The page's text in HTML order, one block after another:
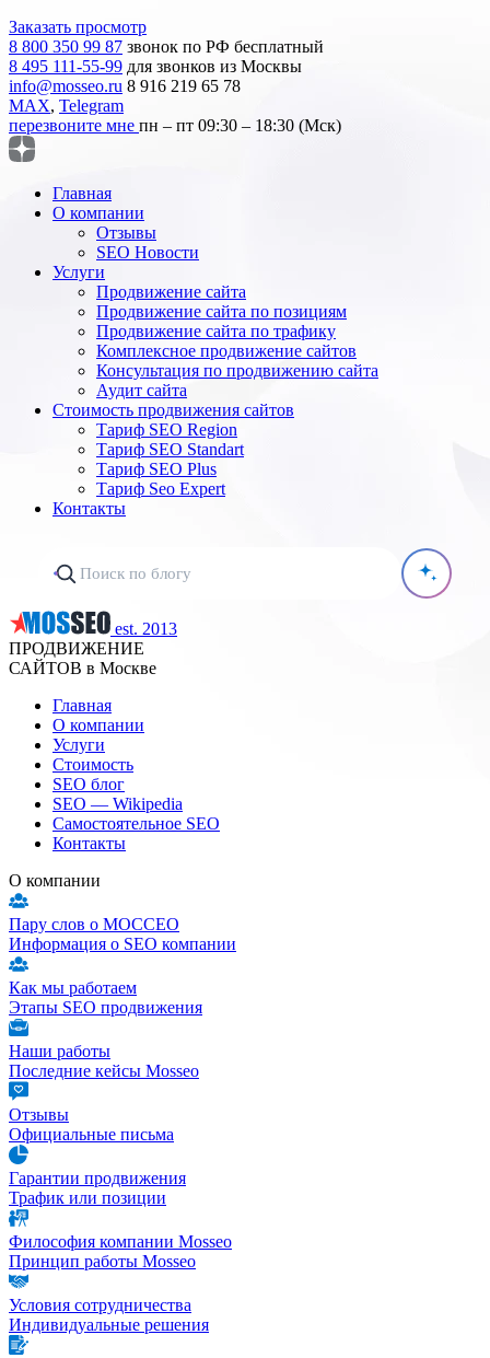
Заказать просмотр
8 800 350 99 87 звонок по РФ бесплатный
8 495 111-55-99 для звонков из Москвы
info@mosseo.ru 8 916 219 65 78
MAX, Telegram
перезвоните мне пн – пт 09:30 – 18:30 (Мск)
Главная
О компании
Отзывы
SEO Новости
Услуги
Продвижение сайта
Продвижение сайта по позициям
Продвижение сайта по трафику
Комплексное продвижение сайтов
Консультация по продвижению сайта
Аудит сайта
Стоимость продвижения сайтов
Тариф SEO Region
Тариф SEO Standart
Тариф SEO Plus
Тариф Seo Expert
Контакты
est. 2013
ПРОДВИЖЕНИЕ
САЙТОВ в Москве
Главная
О компании
Услуги
Стоимость
SEO блог
SEO — Wikipedia
Самостоятельное SEO
Контакты
О компании
Пару слов о МОССЕО
Информация о SEO компании
Как мы работаем
Этапы SEO продвижения
Наши работы
Последние кейсы Mosseo
Отзывы
Официальные письма
Гарантии продвижения
Трафик или позиции
Философия компании Mosseo
Принцип работы Mosseo
Условия сотрудничества
Индивидуальные решения